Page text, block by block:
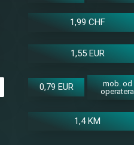
1,99 CHF
1,55 EUR
0,79 EUR
mob. od
operatera
1,4 KM